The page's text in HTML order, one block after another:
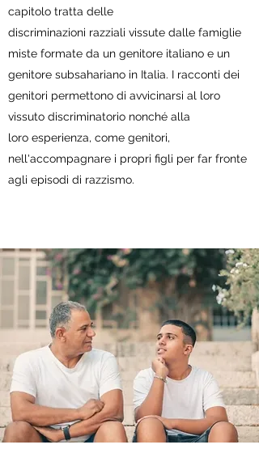
capitolo tratta delle
discriminazioni razziali vissute dalle famiglie
miste formate da un genitore italiano e un
genitore subsahariano in Italia. I racconti dei
genitori permettono di avvicinarsi al loro
vissuto discriminatorio nonché alla
loro esperienza, come genitori,
nell'accompagnare i propri figli per far fronte
agli episodi di razzismo.